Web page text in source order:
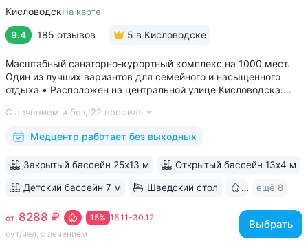
КисловодскНа карте
9.4 185 отзывов 5 в Кисловодске
Масштабный санаторно-курортный комплекс на 1000 мест.
Один из лучших вариантов для семейного и насыщенного
отдыха • Расположен на центральной улице Кисловодска:
за 15 минут • Бесплатный трансфер до Курортного парка
и основных достопримечательностей...
С лечением и без, 22 профиля
Медцентр работает без выходных
15.11-30.12
15%
от 8288 ₽
сут/чел, с лечением
Выбрать
Закрытый бассейн 25х13 м Открытый бассейн 13x4 м
Детский бассейн 7 м Шведский стол Бювет
ещё 8